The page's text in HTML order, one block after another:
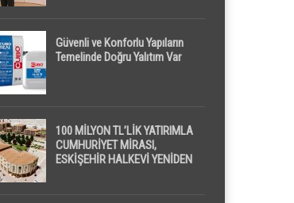
Güvenli ve Konforlu Yapıların
Temelinde Doğru Yalıtım Var
100 MİLYON TL’LİK YATIRIMLA
CUMHURİYET MİRASI,
ESKİŞEHİR HALKEVİ YENİDEN